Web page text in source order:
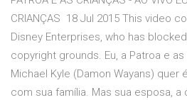
CRIANÇAS 18 Jul 2015 This video
Disney Enterprises, who has
copyright grounds. Eu, a Patroa e
Michael Kyle (Damon Wayans) quer
com sua família. Mas sua esposa,